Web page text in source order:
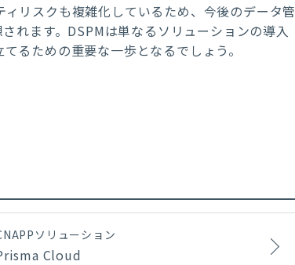
リスクも複雑化しているため、今後のデータ管
れます。DSPMは単なるソリューションの導入
るための重要な一歩となるでしょう。
ソリューション
Cloud